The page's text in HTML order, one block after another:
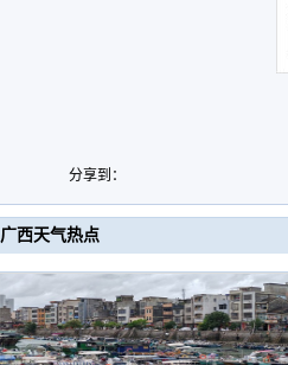
分享到：
广西天气热点